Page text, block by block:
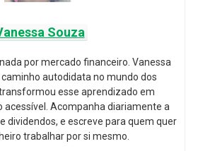
Souza
por mercado financeiro. Vanessa
autodidata no mundo dos
esse aprendizado em
acessível. Acompanha diariamente a
e dividendos, e escreve para quem quer
trabalhar por si mesmo.